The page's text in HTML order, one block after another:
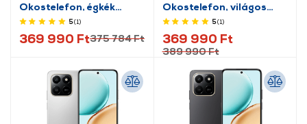
Okostelefon, égkék
(MG2P4HX/A)
5(1)
369 990 Ft375 784 Ft
Okostelefon, világos
arany (MG2N4HX/A)
5(1)
369 990 Ft
389 990 Ft